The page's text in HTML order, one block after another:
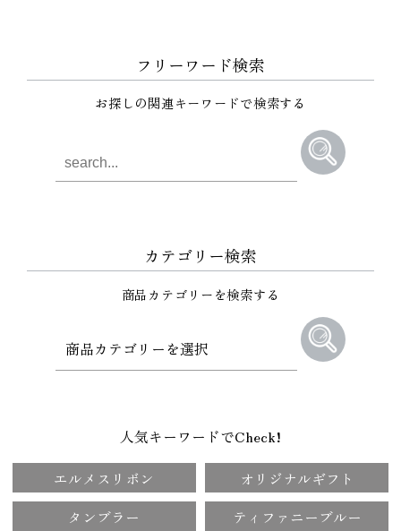
フリーワード検索
お探しの関連キーワードで検索する
カテゴリー検索
商品カテゴリーを検索する
人気キーワードでCheck!
エルメスリボン
オリジナルギフト
タンブラー
ティファニーブルー